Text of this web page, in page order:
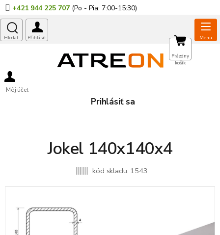
Prejsť
na
obsah
+421 944 225 707
Môj účet
Prihlásiť sa
NÁKUPNÝ
KOŠÍK
Prázdny
košík
Jokel 140x140x4
kód skladu: 1543